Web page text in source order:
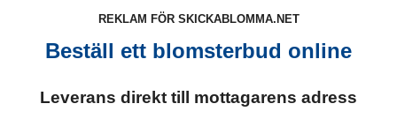
REKLAM FÖR SKICKABLOMMA.NET
Beställ ett blomsterbud online
Leverans direkt till mottagarens adress